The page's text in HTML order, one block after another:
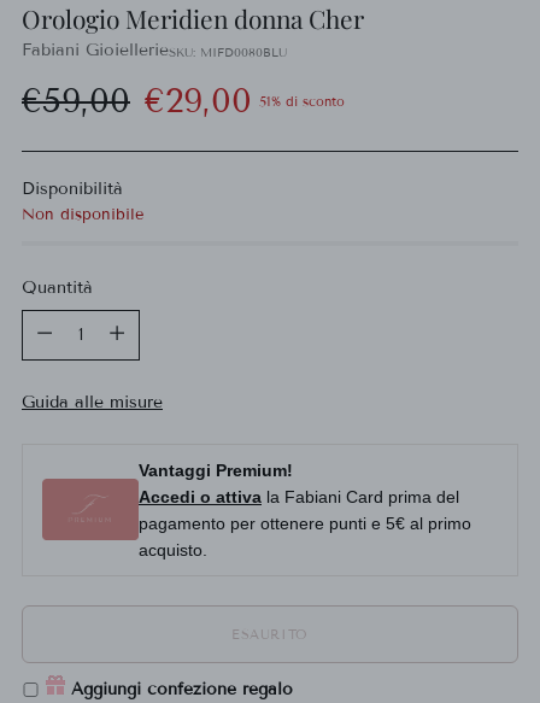
Orologio Meridien donna Cher
Fabiani GioiellerieSKU: MIFD0080BLU
Prezzo
di
listino
€59,00 €29,00 51% di sconto
Disponibilità
Non disponibile
Quantità
Guida alle misure
Vantaggi Premium!
Accedi o attiva la Fabiani Card prima del
pagamento per ottenere punti e 5€ al primo
acquisto.
ESAURITO
Aggiungi confezione regalo